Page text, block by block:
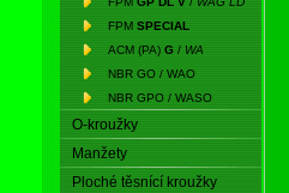
FPM SPECIAL
ACM (PA) G / WA
NBR GO / WAO
NBR GPO / WASO
O-kroužky
Manžety
Ploché těsnící kroužky